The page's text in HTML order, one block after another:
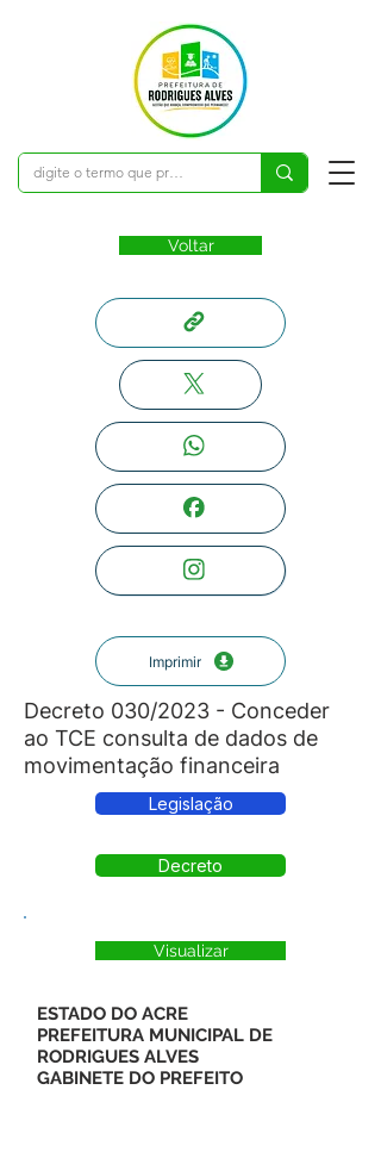
Voltar
Imprimir
Decreto 030/2023 - Conceder
ao TCE consulta de dados de
movimentação financeira
Legislação
Decreto
Visualizar
ESTADO DO ACRE
PREFEITURA MUNICIPAL DE
RODRIGUES ALVES
GABINETE DO PREFEITO